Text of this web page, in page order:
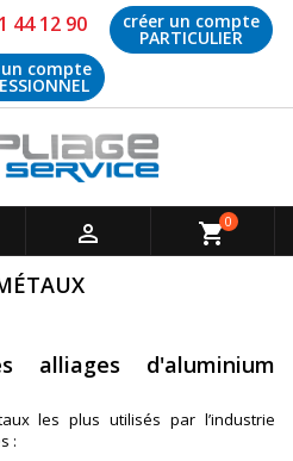
44 12 90 créer un compte
PARTICULIER
compte
 shopping_cart0
alliages d'aluminium
les plus utilisés par l’industrie
: